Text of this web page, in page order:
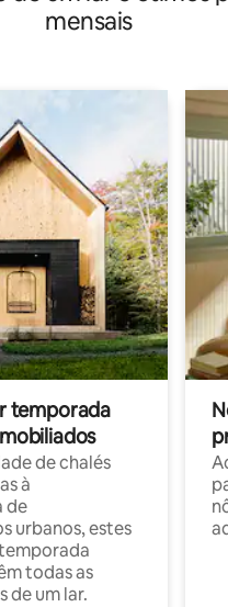
mensais
temporada
de chalés
à
de
urbanos, estes
todas as
de um lar.